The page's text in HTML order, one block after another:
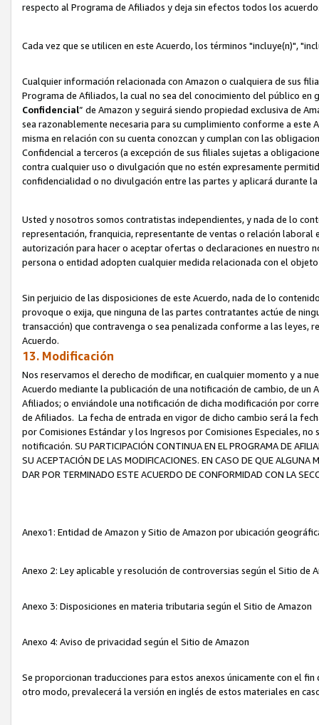
respecto al Programa de Afiliados y deja sin efectos todos los
Cada vez que se utilicen en este Acuerdo, los términos "incluye(n)",
Cualquier información relacionada con Amazon o cualquiera de sus
Programa de Afiliados, la cual no sea del conocimiento del público
Confidencial” de Amazon y seguirá siendo propiedad exclusiva de
sea razonablemente necesaria para su cumplimiento conforme a
misma en relación con su cuenta conozcan y cumplan con las
Confidencial a terceros (a excepción de sus filiales sujetas a
contra cualquier uso o divulgación que no estén expresamente
confidencialidad o no divulgación entre las partes y aplicará durante
Usted y nosotros somos contratistas independientes, y nada de lo
representación, franquicia, representante de ventas o relación
autorización para hacer o aceptar ofertas o declaraciones en nuestro
persona o entidad adopten cualquier medida relacionada con el
Sin perjuicio de las disposiciones de este Acuerdo, nada de lo
provoque o exija, que ninguna de las partes contratantes actúe de
transacción) que contravenga o sea penalizada conforme a las leyes,
Acuerdo.
13. Modificación
Nos reservamos el derecho de modificar, en cualquier momento y a
Acuerdo mediante la publicación de una notificación de cambio, de
Afiliados; o enviándole una notificación de dicha modificación por
de Afiliados. La fecha de entrada en vigor de dicho cambio será la
por Comisiones Estándar y los Ingresos por Comisiones Especiales,
notificación. SU PARTICIPACIÓN CONTINUA EN EL PROGRAMA DE
SU ACEPTACIÓN DE LAS MODIFICACIONES. EN CASO DE QUE ALGUNA
DAR POR TERMINADO ESTE ACUERDO DE CONFORMIDAD CON LA
Anexo1: Entidad de Amazon y Sitio de Amazon por ubicación
Anexo 2: Ley aplicable y resolución de controversias según el Sitio de
Anexo 3: Disposiciones en materia tributaria según el Sitio de Amazon
Anexo 4: Aviso de privacidad según el Sitio de Amazon
Se proporcionan traducciones para estos anexos únicamente con el
otro modo, prevalecerá la versión en inglés de estos materiales en